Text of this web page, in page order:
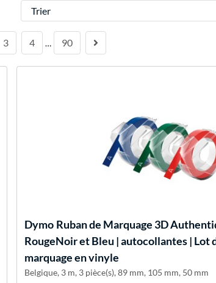
Trier
3 4 … 90
Dymo Ruban de Marquage 3D
RougeNoir et Bleu | autocollantes | Lot
marquage en vinyle
Belgique, 3 m, 3 pièce(s), 89 mm, 105 mm, 50 mm